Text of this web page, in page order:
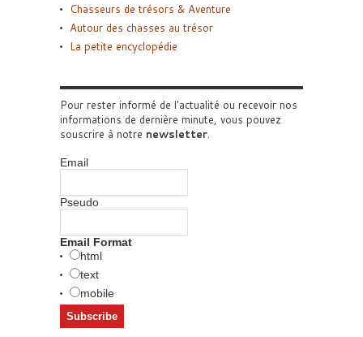
Chasseurs de trésors & Aventure
Autour des chasses au trésor
La petite encyclopédie
Pour rester informé de l'actualité ou recevoir nos
informations de dernière minute, vous pouvez
souscrire à notre newsletter.
Email
Pseudo
Email Format
html
text
mobile